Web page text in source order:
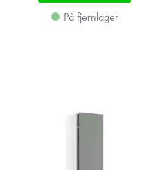
På fjernlager